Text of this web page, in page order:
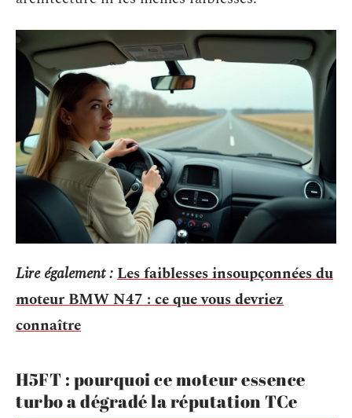
Lire également :Les faiblesses insoupçonnées du
moteur BMW N47 : ce que vous devriez
connaître
H5FT : pourquoi ce moteur essence
turbo a dégradé la réputation TCe